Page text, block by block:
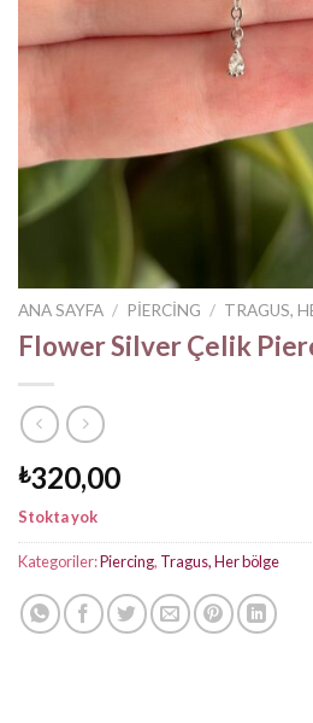
ANA SAYFA / PIERCING / TRAGUS,
Flower Silver Çelik
₺320,00
Stokta yok
Kategoriler:Piercing, Tragus, Her bölge